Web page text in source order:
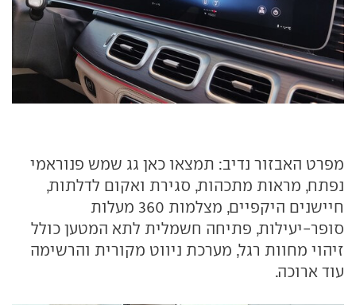
מפרט האבזור נדיב: תמצאו כאן גג שמש פנוראמי
נפתח, מראות מתכהות, סגירת ואקום לדלתות,
חיישנים היקפיים, מצלמות 360 מעלות
סופר-יעילות, פתיחה חשמלית לתא המטען כולל
זיהוי מחוות רגל, מערכת ניווט מקורית והרשימה
עוד ארוכה.